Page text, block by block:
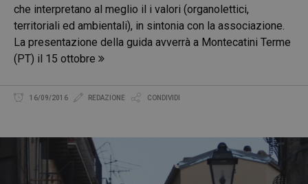
che interpretano al meglio il i valori (organolettici,
territoriali ed ambientali), in sintonia con la associazione.
La presentazione della guida avverrà a Montecatini Terme
(PT) il 15 ottobre
16/09/2016 REDAZIONE CONDIVIDI